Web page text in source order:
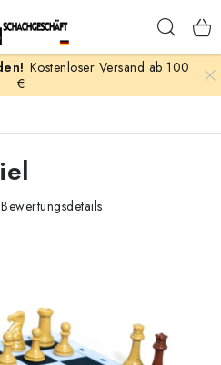
Kostenloser Versand ab 100
€
Bewertungsdetails